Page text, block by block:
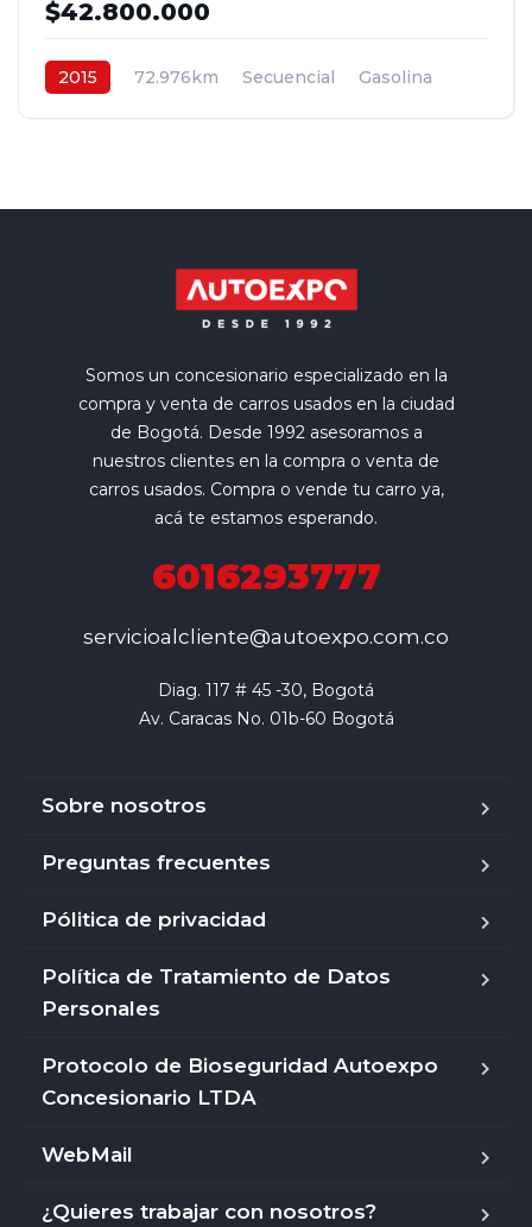
$42.800.000
2015 72.976km Secuencial
Gasolina
Somos un concesionario especializado en la
compra y venta de carros usados en la ciudad
de Bogotá. Desde 1992 asesoramos a
nuestros clientes en la compra o venta de
carros usados. Compra o vende tu carro ya,
acá te estamos esperando.
6016293777
servicioalcliente@autoexpo.com.co
Diag. 117 # 45 -30, Bogotá
Av. Caracas No. 01b-60 Bogotá
Sobre nosotros
Preguntas frecuentes
Pólitica de privacidad
Política de Tratamiento de Datos
Personales
Protocolo de Bioseguridad Autoexpo
Concesionario LTDA
WebMail
¿Quieres trabajar con nosotros?